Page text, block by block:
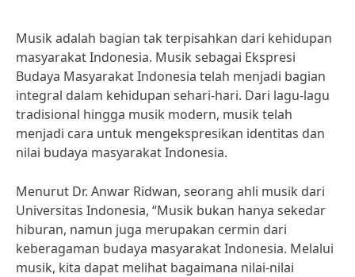
Musik adalah bagian tak terpisahkan dari kehidupan
masyarakat Indonesia. Musik sebagai Ekspresi
Budaya Masyarakat Indonesia telah menjadi bagian
integral dalam kehidupan sehari-hari. Dari lagu-lagu
tradisional hingga musik modern, musik telah
menjadi cara untuk mengekspresikan identitas dan
nilai budaya masyarakat Indonesia.
Menurut Dr. Anwar Ridwan, seorang ahli musik dari
Universitas Indonesia, “Musik bukan hanya sekedar
hiburan, namun juga merupakan cermin dari
keberagaman budaya masyarakat Indonesia. Melalui
musik, kita dapat melihat bagaimana nilai-nilai